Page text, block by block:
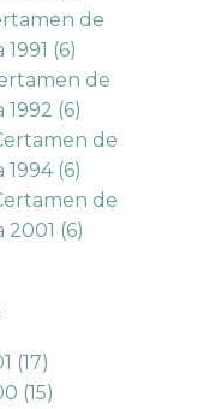
de
(6)
de
1992 (6)
de
1994 (6)
de
2001 (6)
(17)
(15)